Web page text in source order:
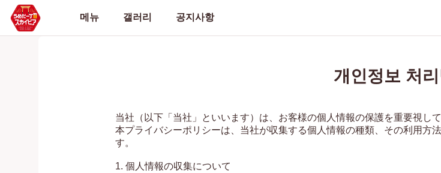
메뉴 갤러리 공지사항
개인정보 처
当社（以下「当社」といいます）は、お客様の個人情報の保護を重要視して
本プライバシーポリシーは、当社が収集する個人情報の種類、その利用方
す。
1. 個人情報の収集について